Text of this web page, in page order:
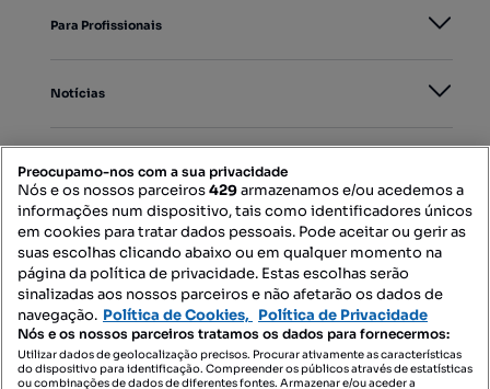
Para Profissionais
Notícias
Mapa do Site
Contacte-nos
SIGA-NOS:
Preocupamo-nos com a sua privacidade
Nós e os nossos parceiros429armazenamos e/ou acedemos a
informações num dispositivo, tais como identificadores únicos
em cookies para tratar dados pessoais. Pode aceitar ou gerir as
suas escolhas clicando abaixo ou em qualquer momento na
página da política de privacidade. Estas escolhas serão
sinalizadas aos nossos parceiros e não afetarão os dados de
navegação. Política de Cookies, Política de Privacidade
Nós e os nossos parceiros tratamos os dados para fornecermos:
Utilizar dados de geolocalização precisos. Procurar ativamente as características
do dispositivo para identificação. Compreender os públicos através de estatísticas
ou combinações de dados de diferentes fontes. Armazenar e/ou aceder a